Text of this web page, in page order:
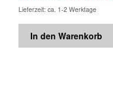
Lieferzeit: ca. 1-2 Werktage
In den Warenkorb